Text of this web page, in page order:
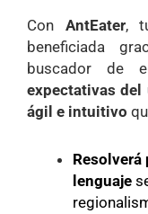
Con AntEater,
beneficiada
buscador de
expectativas del
ágil e intuitivo
Resolverá
lenguaje